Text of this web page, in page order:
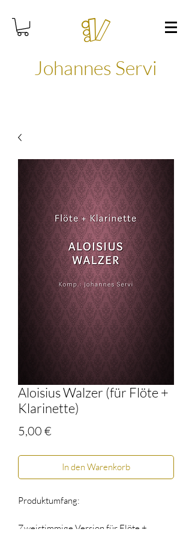
Johannes Servi
Aloisius Walzer (für Flöte +
Klarinette)
5,00 €
In den Warenkorb
Produktumfang:
Zweistimmige Version für Flöte +